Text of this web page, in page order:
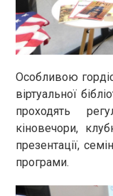
Особливою
віртуальної
проходять
кіновечори,
презентації,
програми.